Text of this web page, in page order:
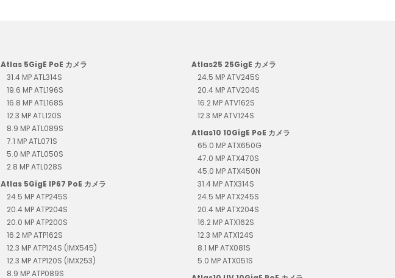
Atlas 5GigE PoE カメラ
31.4 MP ATL314S
19.6 MP ATL196S
16.8 MP ATL168S
12.3 MP ATL120S
8.9 MP ATL089S
7.1 MP ATL071S
5.0 MP ATL050S
2.8 MP ATL028S
Atlas 5GigE IP67 PoE カメラ
24.5 MP ATP245S
20.4 MP ATP204S
20.0 MP ATP200S
16.2 MP ATP162S
12.3 MP ATP124S (IMX545)
12.3 MP ATP120S (IMX253)
8.9 MP ATP089S
Atlas25 25GigE カメラ
24.5 MP ATV245S
20.4 MP ATV204S
16.2 MP ATV162S
12.3 MP ATV124S
Atlas10 10GigE PoE カメラ
65.0 MP ATX650G
47.0 MP ATX470S
45.0 MP ATX450N
31.4 MP ATX314S
24.5 MP ATX245S
20.4 MP ATX204S
16.2 MP ATX162S
12.3 MP ATX124S
8.1 MP ATX081S
5.0 MP ATX051S